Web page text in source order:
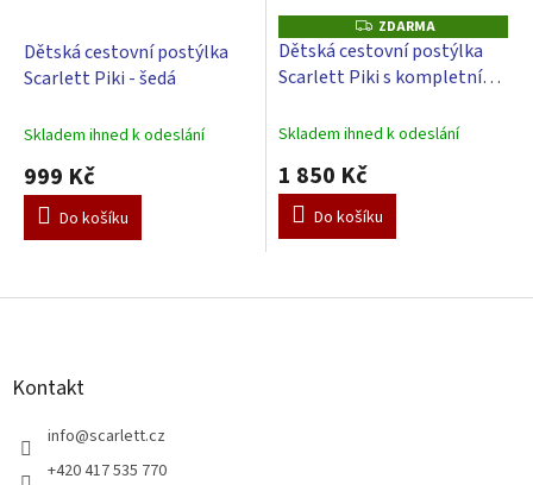
Dětská cestovní postýlka
Scarlett Piki - šedá
Skladem ihned k odeslání
999 Kč
Do košíku
Z
D
A
R
ZDARMA
Dětská cestovní postýlka
Scarlett Piki s kompletní
Skladem ihned k odeslání
1 850 Kč
Do košíku
Z
Kontakt
info@scarlett.cz
+420 417 535 770